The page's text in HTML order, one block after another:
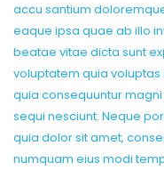
accu santium
eaque ipsa quae ab illo
beatae vitae dicta sunt
voluptatem quia voluptas
quia consequuntur
sequi nesciunt. Neque
quia dolor sit amet,
numquam eius modi